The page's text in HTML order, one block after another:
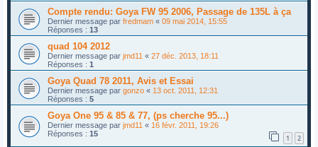
Compte rendu: Goya FW 95 2006, Passage de 135L à ça
Dernier message par fredmam « 09 mai 2014, 15:55
Réponses : 13
quad 104 2012
Dernier message par jmd11 « 27 déc. 2013, 18:11
Réponses : 1
Goya Quad 78 2011, Avis et Essai
Dernier message par gonzo « 13 oct. 2011, 12:31
Réponses : 5
Goya One 95 & 85 & 77, (ps cherche 95...)
Dernier message par jmd11 « 16 févr. 2011, 19:26
Réponses : 15 1 2